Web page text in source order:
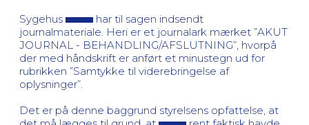
Sygehus
har til sagen indsendt
journalmateriale. Heri er et journalark mærket ”AKUT
JOURNAL - BEHANDLING/AFSLUTNING”, hvorpå
der med håndskrift er anført et minustegn ud for
rubrikken ”Samtykke til viderebringelse af
oplysninger”.
Det er på denne baggrund styrelsens opfattelse, at